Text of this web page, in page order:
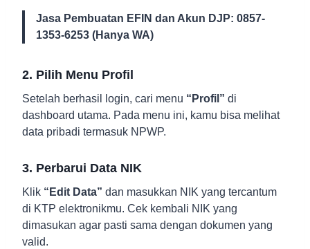
Jasa Pembuatan EFIN dan Akun DJP: 0857-
1353-6253 (Hanya WA)
2. Pilih Menu Profil
Setelah berhasil login, cari menu “Profil” di
dashboard utama. Pada menu ini, kamu bisa melihat
data pribadi termasuk NPWP.
3. Perbarui Data NIK
Klik “Edit Data” dan masukkan NIK yang tercantum
di KTP elektronikmu. Cek kembali NIK yang
dimasukan agar pasti sama dengan dokumen yang
valid.